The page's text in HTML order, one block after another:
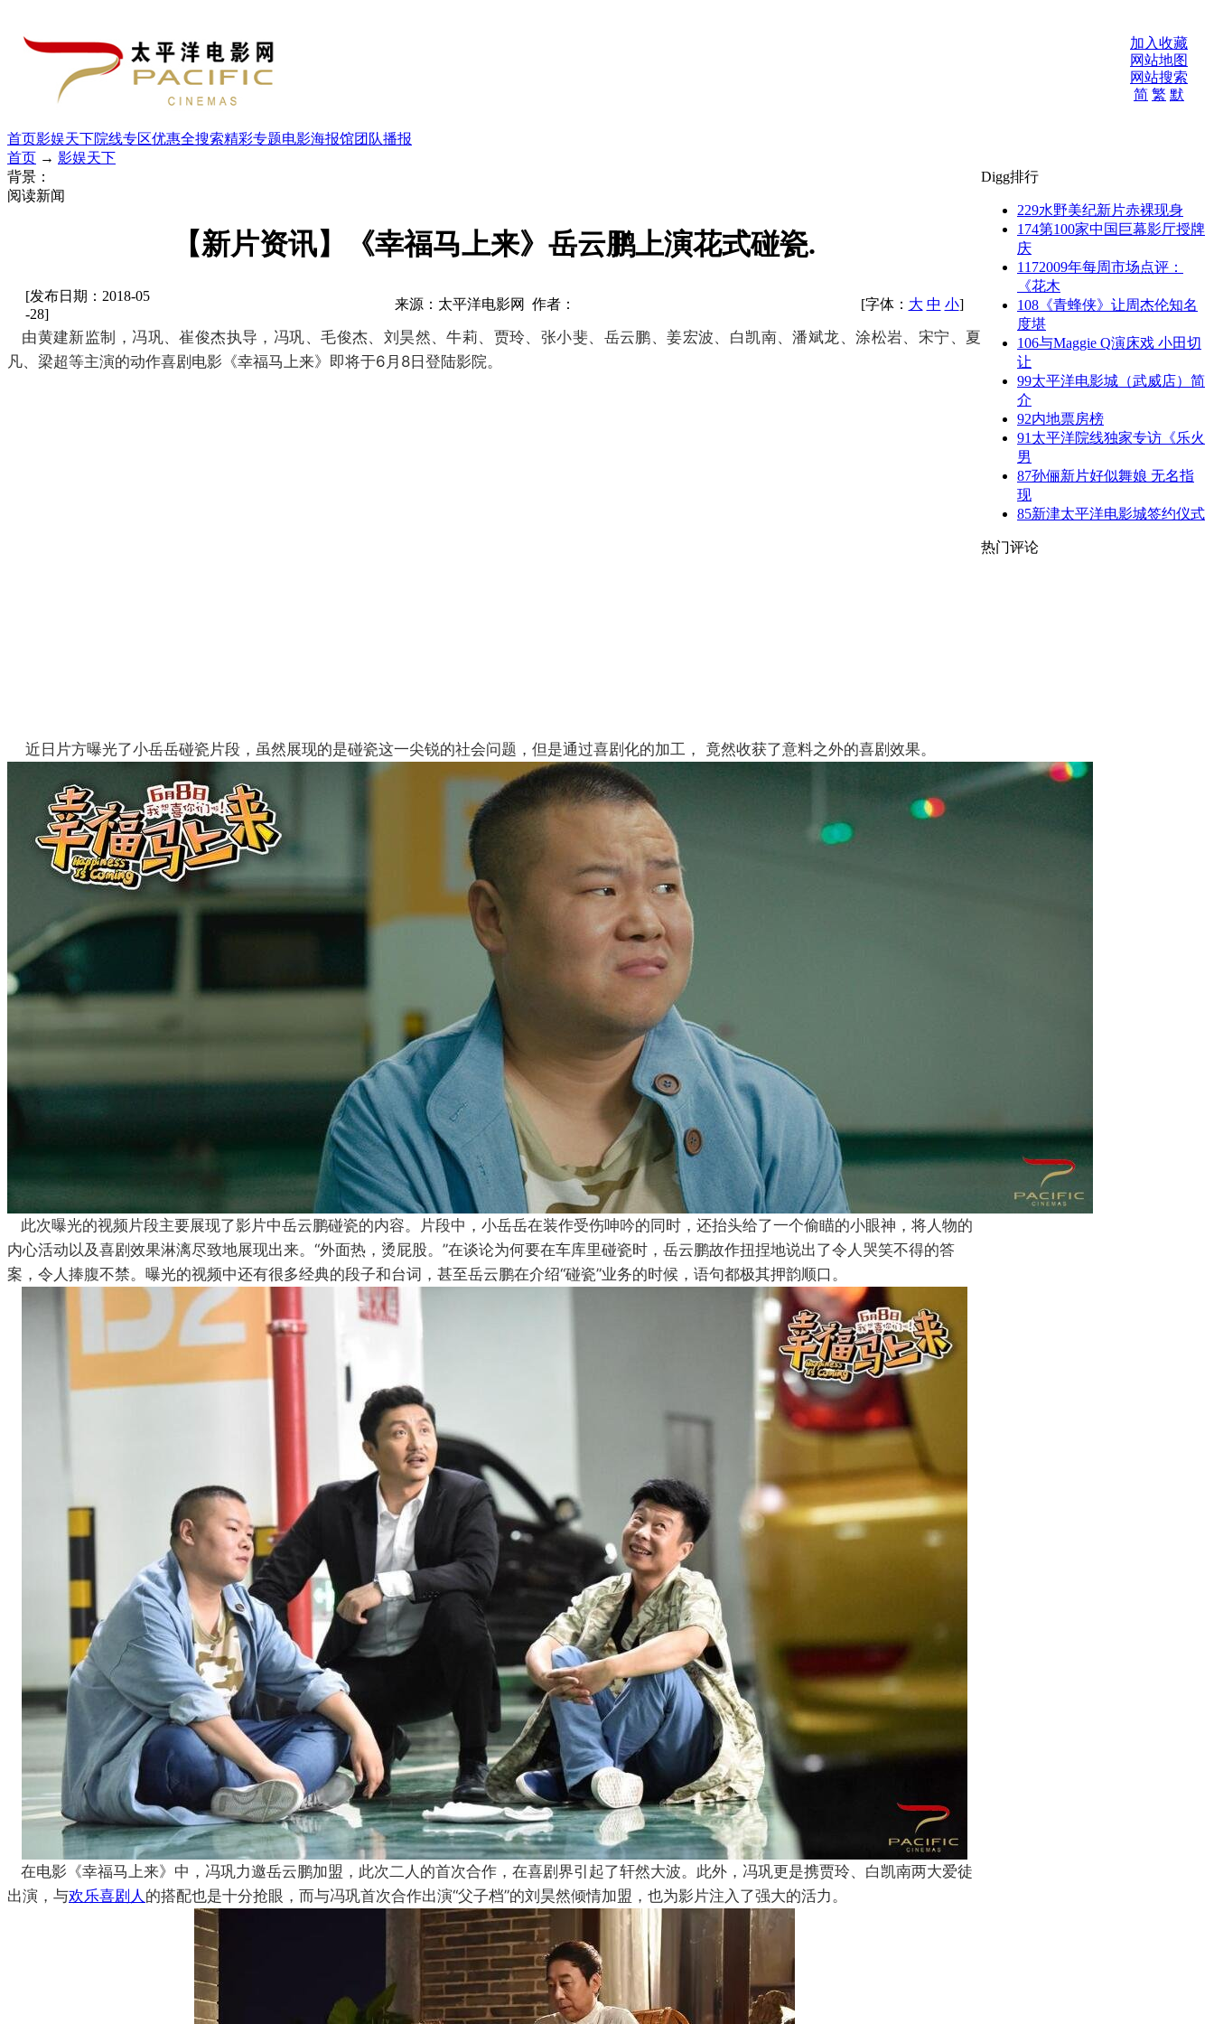
加入收藏
网站地图
网站搜索
简 繁 默
首页影娱天下院线专区优惠全搜索精彩专题电影海报馆团队播报
首页 → 影娱天下
背景：
阅读新闻
【新片资讯】《幸福马上来》岳云鹏上演花式碰瓷.
[发布日期：2018-05
-28]
来源：太平洋电影网 作者： [字体： 大 中 小]
由黄建新监制，冯巩、崔俊杰执导，冯巩、毛俊杰、刘昊然、牛莉、贾玲、张小斐、岳云鹏、姜宏波、白凯南、潘斌龙、涂松岩、宋宁、夏
凡、梁超等主演的动作喜剧电影《幸福马上来》即将于6月8日登陆影院。
近日片方曝光了小岳岳碰瓷片段，虽然展现的是碰瓷这一尖锐的社会问题，但是通过喜剧化的加工， 竟然收获了意料之外的喜剧效果。
此次曝光的视频片段主要展现了影片中岳云鹏碰瓷的内容。片段中，小岳岳在装作受伤呻吟的同时，还抬头给了一个偷瞄的小眼神，将人物的
内心活动以及喜剧效果淋漓尽致地展现出来。“外面热，烫屁股。”在谈论为何要在车库里碰瓷时，岳云鹏故作扭捏地说出了令人哭笑不得的答
案，令人捧腹不禁。曝光的视频中还有很多经典的段子和台词，甚至岳云鹏在介绍“碰瓷”业务的时候，语句都极其押韵顺口。
在电影《幸福马上来》中，冯巩力邀岳云鹏加盟，此次二人的首次合作，在喜剧界引起了轩然大波。此外，冯巩更是携贾玲、白凯南两大爱徒
出演，与欢乐喜剧人 的搭配也是十分抢眼，而与冯巩首次合作出演“父子档”的刘昊然倾情加盟，也为影片注入了强大的活力。
Digg排行
229水野美纪新片赤裸现身
174第100家中国巨幕影厅授牌
庆
1172009年每周市场点评：
《花木
108 《青蜂侠》让周杰伦知名
度堪
106与Maggie Q演床戏 小田切
让
99太平洋电影城（武威店）简
介
92内地票房榜
91 太平洋院线独家专访《乐火
男
87孙俪新片好似舞娘 无名指
现
85新津太平洋电影城签约仪式
热门评论